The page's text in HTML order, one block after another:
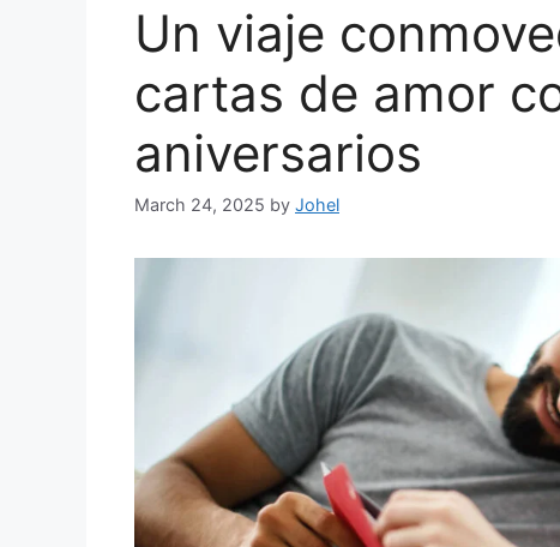
Un viaje
cartas de amor
aniversarios
March 24, 2025 by Johel